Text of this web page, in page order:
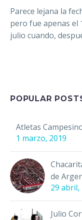
Parece lejana la
pero fue apenas el
julio cuando,
POPULAR
Atletas
1 marzo, 2019
de
29 abril,
Julio